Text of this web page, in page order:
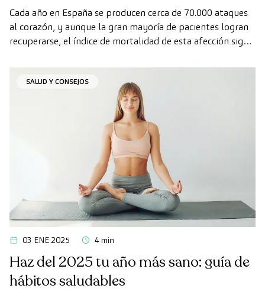
Cada año en España se producen cerca de 70.000 ataques
al corazón, y aunque la gran mayoría de pacientes logran
recuperarse, el índice de mortalidad de esta afección sigue
SALUD Y CONSEJOS
03 ENE 2025 4 min
Haz del 2025 tu año más sano: guía de
hábitos saludables